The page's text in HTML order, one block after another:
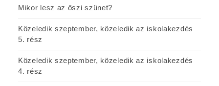
Mikor lesz az őszi szünet?
Közeledik szeptember, közeledik az iskolakezdés
5. rész
Közeledik szeptember, közeledik az iskolakezdés
4. rész